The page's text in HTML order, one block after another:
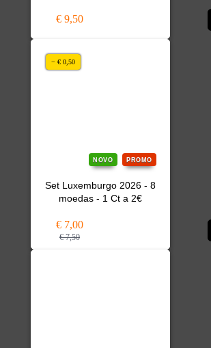
€ 9,50
NOVO PROMO
Set Luxemburgo 2026 - 8
moedas - 1 Ct a 2€
€ 7,00
€ 7,50
− € 0,50